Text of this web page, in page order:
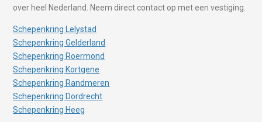
over heel Nederland. Neem direct contact op met een vestiging.
Schepenkring Lelystad
Schepenkring Gelderland
Schepenkring Roermond
Schepenkring Kortgene
Schepenkring Randmeren
Schepenkring Dordrecht
Schepenkring Heeg